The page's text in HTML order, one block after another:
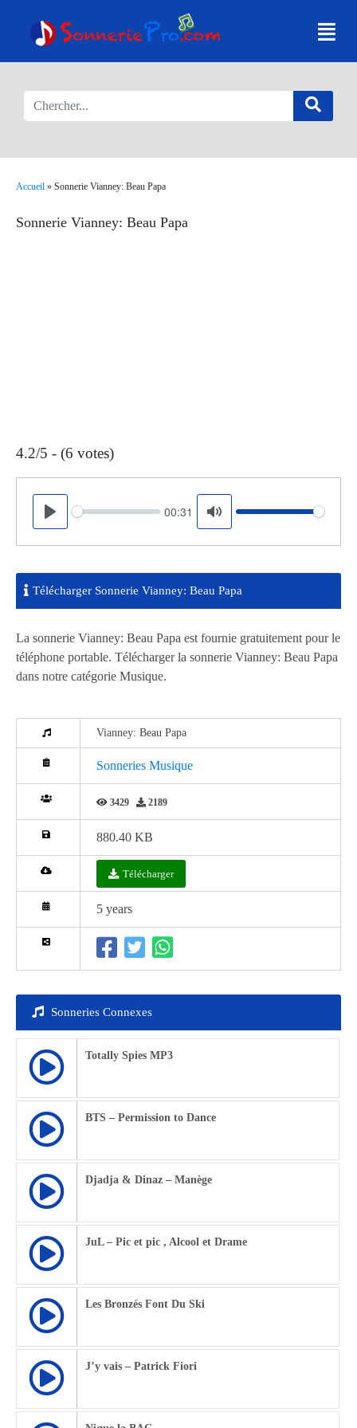
Accueil » Sonnerie Vianney: Beau Papa
Sonnerie Vianney: Beau Papa
4.2/5 - (6 votes)
Play
Seek 00:31
Mute
Volume
Télécharger Sonnerie Vianney: Beau Papa
La sonnerie Vianney: Beau Papa est fournie gratuitement pour le
téléphone portable. Télécharger la sonnerie Vianney: Beau Papa
dans notre catégorie Musique.
Vianney: Beau Papa
Sonneries Musique
3429 2189
880.40 KB
Télécharger
5 years
Sonneries Connexes
Totally Spies MP3
BTS – Permission to Dance
Djadja & Dinaz – Manège
JuL – Pic et pic , Alcool et Drame
Les Bronzés Font Du Ski
J’y vais – Patrick Fiori